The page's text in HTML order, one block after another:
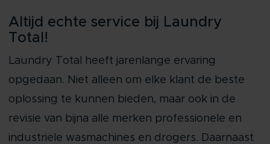
Altijd echte service bij Laundry
Total!
Laundry Total heeft jarenlange ervaring
opgedaan. Niet alleen om elke klant de beste
oplossing te kunnen bieden, maar ook in de
revisie van bijna alle merken professionele en
industriële wasmachines en drogers. Daarnaast